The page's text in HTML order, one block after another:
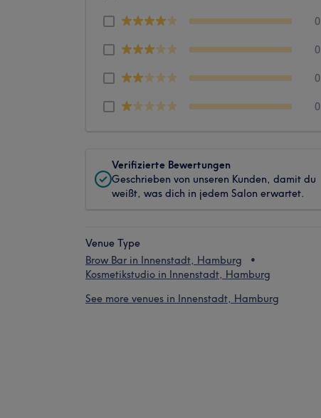
0
0
0
0
Verifizierte Bewertungen
Geschrieben von unseren Kunden, damit du
weißt, was dich in jedem Salon erwartet.
Venue Type
Brow Bar in Innenstadt, Hamburg
Kosmetikstudio in Innenstadt, Hamburg
See more venues in Innenstadt, Hamburg